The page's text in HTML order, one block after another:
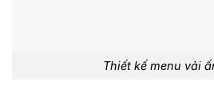
Thiết kế menu vải